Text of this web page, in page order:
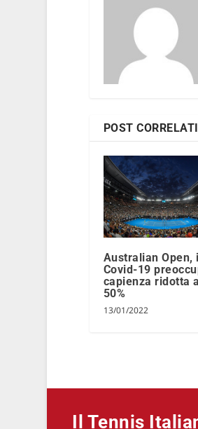
POST CORRELATI
Australian Open,
Covid-19
capienza ridotta
50%
13/01/2022
Il Tennis